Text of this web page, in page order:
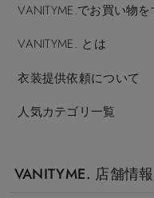
VANITYME.でお買い物
VANITYME. とは
衣装提供依頼について
人気カテゴリ一覧
VANITYME. 店舗情報